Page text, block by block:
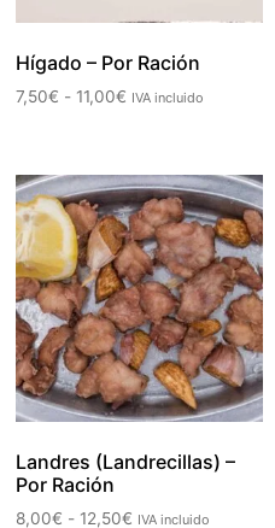
Hígado – Por Ración
7,50€ - 11,00€ IVA incluido
Landres (Landrecillas) –
Por Ración
8,00€ - 12,50€ IVA incluido